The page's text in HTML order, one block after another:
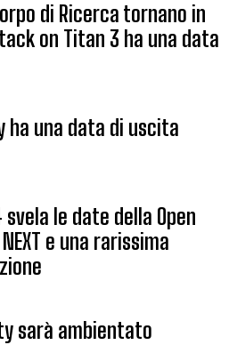
di Ricerca tornano in
on Titan 3 ha una data
ha una data di uscita
le date della Open
e una rarissima
sarà ambientato